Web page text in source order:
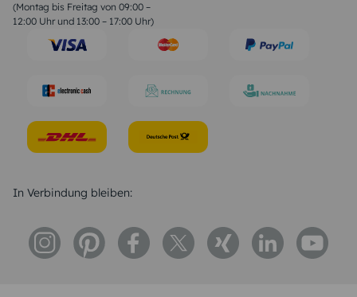
(Montag bis Freitag von 09:00 –
12:00 Uhr und 13:00 – 17:00 Uhr)
Trauersprüche
Konfirmation Glückwünsche
In Verbindung bleiben: